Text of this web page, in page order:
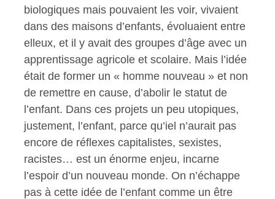
biologiques mais pouvaient les voir, vivaient
dans des maisons d’enfants, évoluaient entre
elleux, et il y avait des groupes d’âge avec un
apprentissage agricole et scolaire. Mais l’idée
était de former un « homme nouveau » et non
de remettre en cause, d’abolir le statut de
l’enfant. Dans ces projets un peu utopiques,
justement, l’enfant, parce qu’iel n’aurait pas
encore de réflexes capitalistes, sexistes,
racistes… est un énorme enjeu, incarne
l’espoir d’un nouveau monde. On n’échappe
pas à cette idée de l’enfant comme un être